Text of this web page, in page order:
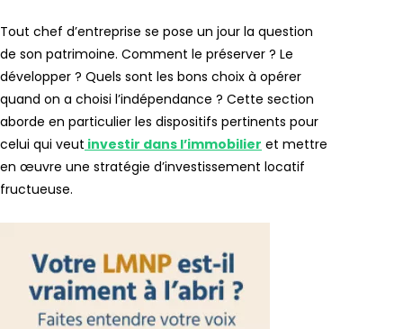
Tout chef d’entreprise se pose un jour la question
de son patrimoine. Comment le préserver ? Le
développer ? Quels sont les bons choix à opérer
quand on a choisi l’indépendance ? Cette section
aborde en particulier les dispositifs pertinents pour
celui qui veut investir dans l’immobilier et mettre
en œuvre une stratégie d’investissement locatif
fructueuse.